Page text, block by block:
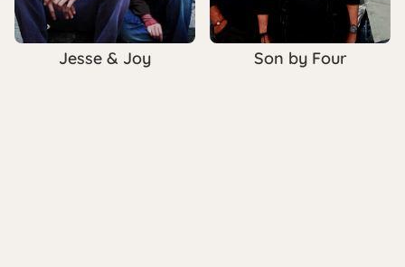
Jesse & Joy Son by Four